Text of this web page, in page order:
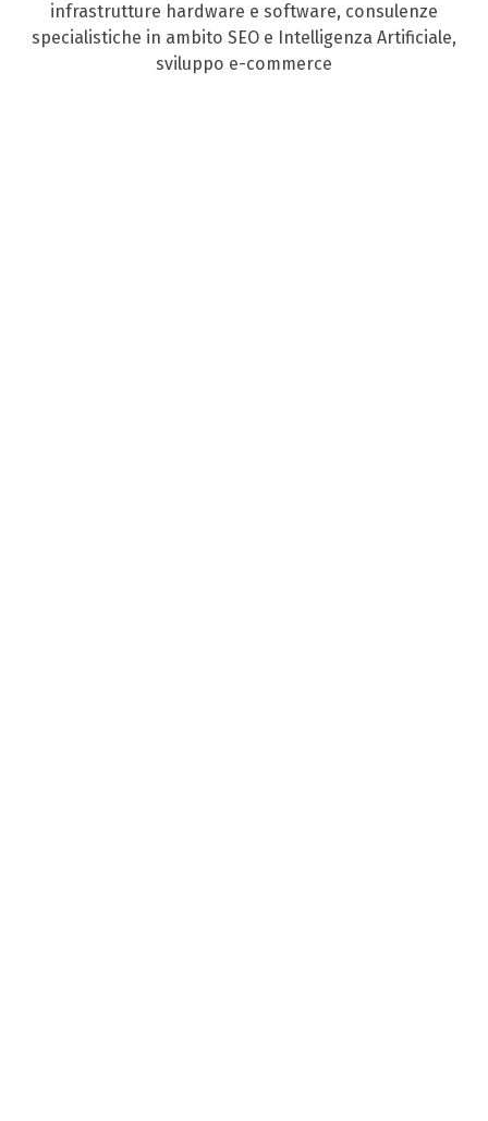
infrastrutture hardware e software, consulenze
specialistiche in ambito SEO e Intelligenza Artificiale,
sviluppo e-commerce